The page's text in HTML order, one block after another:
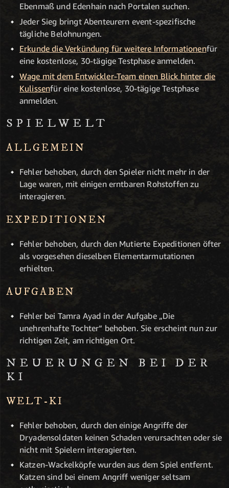
Ebenmaß und Edenhain nach Portalen suchen.
Jeder Sieg bringt Abenteurern event-spezifische
tägliche Belohnungen.
Erkunde die Verkündung für weitere Informationenfür
eine kostenlose, 30-tägige Testphase anmelden.
Wage mit dem Entwickler-Team einen Blick hinter die
Kulissenfür eine kostenlose, 30-tägige Testphase
anmelden.
SPIELWELT
ALLGEMEIN
Fehler behoben, durch den Spieler nicht mehr in der
Lage waren, mit einigen erntbaren Rohstoffen zu
interagieren.
EXPEDITIONEN
Fehler behoben, durch den Mutierte Expeditionen öfter
als vorgesehen dieselben Elementarmutationen
erhielten.
AUFGABEN
Fehler bei Tamra Ayad in der Aufgabe „Die
unehrenhafte Tochter“ behoben. Sie erscheint nun zur
richtigen Zeit, am richtigen Ort.
NEUERUNGEN BEI DER
KI
WELT-KI
Fehler behoben, durch den einige Angriffe der
Dryadensoldaten keinen Schaden verursachten oder sie
nicht mit Spielern interagierten.
Katzen-Wackelköpfe wurden aus dem Spiel entfernt.
Katzen sind bei einem Angriff weniger seltsam